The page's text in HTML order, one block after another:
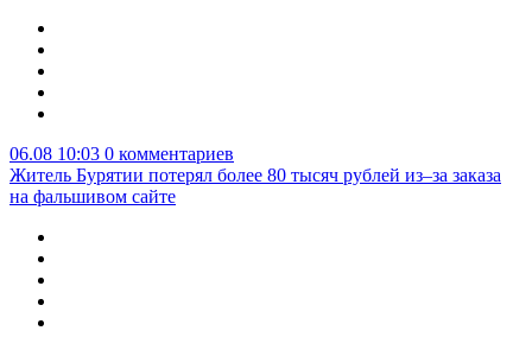
06.08 10:03 0 комментариев
Житель Бурятии потерял более 80 тысяч рублей из–за заказа
на фальшивом сайте